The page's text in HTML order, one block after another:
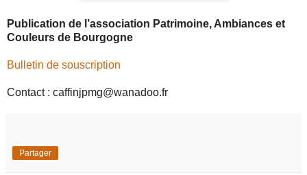
Publication de l’association Patrimoine, Ambiances et
Couleurs de Bourgogne
Bulletin de souscription
Contact : caffinjpmg@wanadoo.fr
Partager